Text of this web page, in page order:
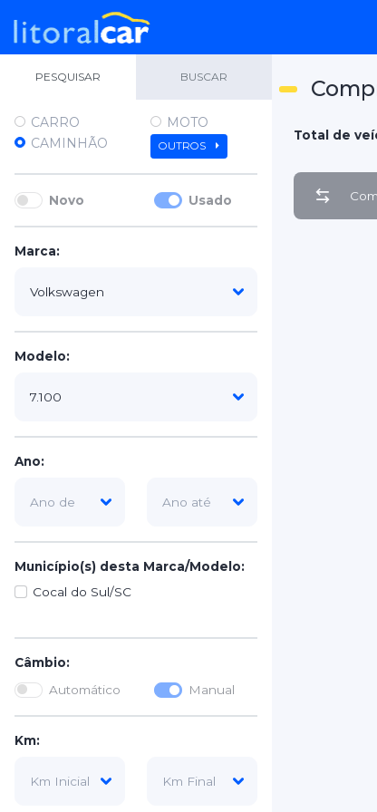
PESQUISAR BUSCAR
CARRO
MOTO
CAMINHÃO
OUTROS
Novo Usado
Marca:
Modelo:
Ano:
Município(s) desta Marca/Modelo:
Cocal do Sul/SC
Câmbio:
Automático
Manual
Km:
Total de